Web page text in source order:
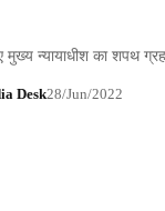
मुख्य न्यायाधीश का शपथ
Desk28/Jun/2022